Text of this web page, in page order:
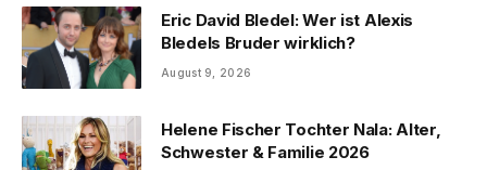
Eric David Bledel: Wer ist Alexis
Bledels Bruder wirklich?
August 9, 2026
Helene Fischer Tochter Nala: Alter,
Schwester & Familie 2026